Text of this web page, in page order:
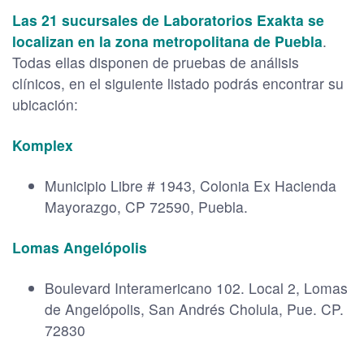
Las 21 sucursales de Laboratorios Exakta se
localizan en la zona metropolitana de Puebla.
Todas ellas disponen de pruebas de análisis
clínicos, en el siguiente listado podrás encontrar su
ubicación:
Komplex
Municipio Libre # 1943, Colonia Ex Hacienda
Mayorazgo, CP 72590, Puebla.
Lomas Angelópolis
Boulevard Interamericano 102. Local 2, Lomas
de Angelópolis, San Andrés Cholula, Pue. CP.
72830